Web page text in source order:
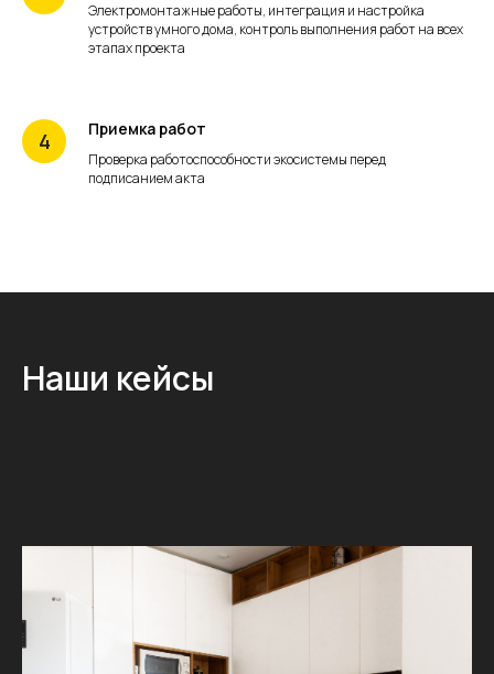
Электромонтажные работы, интеграция и настройка
устройств умного дома, контроль выполнения работ на всех
этапах проекта
Приемка работ
Проверка работоспособности экосистемы перед
подписанием акта
Наши кейсы